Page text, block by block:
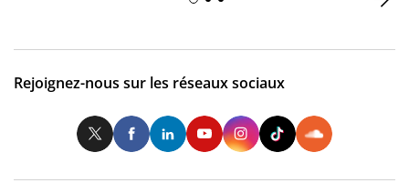
Rejoignez-nous sur les réseaux sociaux
TwitterFacebookLinkedInYoutubeInstagram